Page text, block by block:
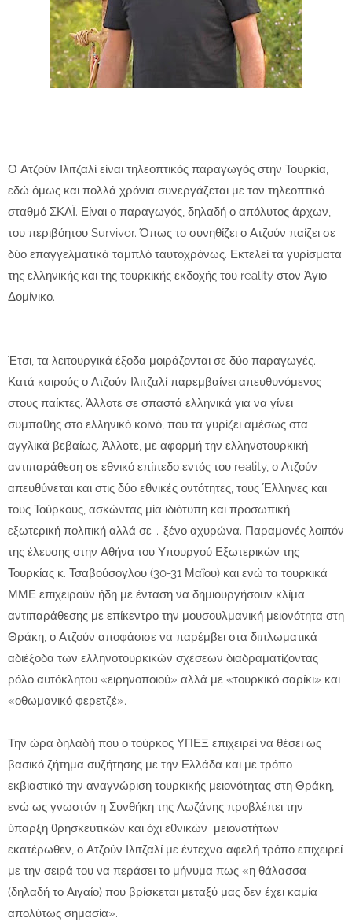
Ο Ατζούν Ιλιτζαλί είναι τηλεοπτικός παραγωγός στην Τουρκία,
εδώ όμως και πολλά χρόνια συνεργάζεται με τον τηλεοπτικό
σταθμό ΣΚΑΪ. Είναι ο παραγωγός, δηλαδή ο απόλυτος άρχων,
του περιβόητου Survivor. Όπως το συνηθίζει ο Ατζούν παίζει σε
δύο επαγγελματικά ταμπλό ταυτοχρόνως. Εκτελεί τα γυρίσματα
της ελληνικής και της τουρκικής εκδοχής του reality στον Άγιο
Δομίνικο.
Έτσι, τα λειτουργικά έξοδα μοιράζονται σε δύο παραγωγές.
Κατά καιρούς ο Ατζούν Ιλιτζαλί παρεμβαίνει απευθυνόμενος
στους παίκτες. Άλλοτε σε σπαστά ελληνικά για να γίνει
συμπαθής στο ελληνικό κοινό, που τα γυρίζει αμέσως στα
αγγλικά βεβαίως. Άλλοτε, με αφορμή την ελληνοτουρκική
αντιπαράθεση σε εθνικό επίπεδο εντός του reality, ο Ατζούν
απευθύνεται και στις δύο εθνικές οντότητες, τους Έλληνες και
τους Τούρκους, ασκώντας μία ιδιότυπη και προσωπική
εξωτερική πολιτική αλλά σε … ξένο αχυρώνα. Παραμονές λοιπόν
της έλευσης στην Αθήνα του Υπουργού Εξωτερικών της
Τουρκίας κ. Τσαβούσογλου (30-31 Μαΐου) και ενώ τα τουρκικά
ΜΜΕ επιχειρούν ήδη με ένταση να δημιουργήσουν κλίμα
αντιπαράθεσης με επίκεντρο την μουσουλμανική μειονότητα στη
Θράκη, ο Ατζούν αποφάσισε να παρέμβει στα διπλωματικά
αδιέξοδα των ελληνοτουρκικών σχέσεων διαδραματίζοντας
ρόλο αυτόκλητου «ειρηνοποιού» αλλά με «τουρκικό σαρίκι» και
«οθωμανικό φερετζέ».
Την ώρα δηλαδή που ο τούρκος ΥΠΕΞ επιχειρεί να θέσει ως
βασικό ζήτημα συζήτησης με την Ελλάδα και με τρόπο
εκβιαστικό την αναγνώριση τουρκικής μειονότητας στη Θράκη,
ενώ ως γνωστόν η Συνθήκη της Λωζάνης προβλέπει την
ύπαρξη θρησκευτικών και όχι εθνικών μειονοτήτων
εκατέρωθεν, ο Ατζούν Ιλιτζαλί με έντεχνα αφελή τρόπο επιχειρεί
με την σειρά του να περάσει το μήνυμα πως «η θάλασσα
(δηλαδή το Αιγαίο) που βρίσκεται μεταξύ μας δεν έχει καμία
απολύτως σημασία».